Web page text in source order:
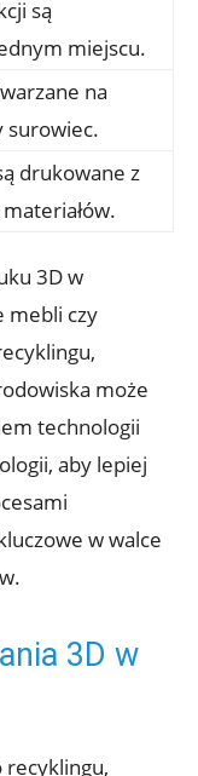
są
miejscu.
na
surowiec.
drukowane z
3D w
mebli czy
może
technologii
aby lepiej
w walce
3D w
recyklingu,